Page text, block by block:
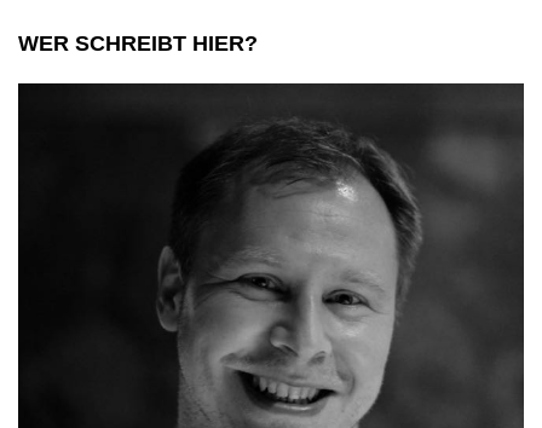
WER SCHREIBT HIER?